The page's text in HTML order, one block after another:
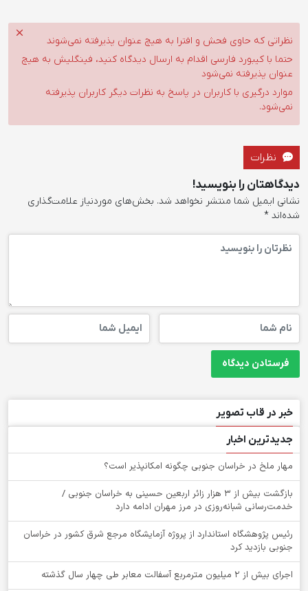
نظراتی که حاوی فحش و افترا به هیچ عنوان پذیرفته نمی‌شوند
حتما با کیبورد فارسی اقدام به ارسال دیدگاه کنید، فینگلیش به هیچ
عنوان پذیرفته نمی‌شود
موارد درگیری با کاربران در پاسخ به نظرات دیگر کاربران پذیرفته
نمی‌شود.
نظرات
دیدگاهتان را بنویسید!
نشانی ایمیل شما منتشر نخواهد شد. بخش‌های موردنیاز علامت‌گذاری
شده‌اند *
خبر در قاب تصویر
جدیدترین اخبار
‌مهار ملخ در خراسان جنوبی چگونه امکانپذیر است؟
بازگشت بیش از ۳ هزار زائر اربعین حسینی به خراسان جنوبی /
خدمت‌رسانی شبانه‌روزی در مرز مهران ادامه دارد
رئیس پژوهشگاه استاندارد از پروژه آزمایشگاه مرجع شرق کشور در خراسان
جنوبی بازدید کرد
اجرای بیش از ۲ میلیون مترمربع آسفالت معابر طی چهار سال گذشته